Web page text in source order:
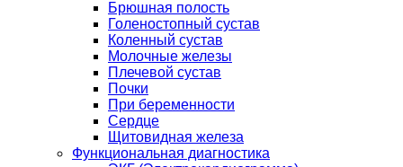
Брюшная полость
Голеностопный сустав
Коленный сустав
Молочные железы
Плечевой сустав
Почки
При беременности
Сердце
Щитовидная железа
Функциональная диагностика